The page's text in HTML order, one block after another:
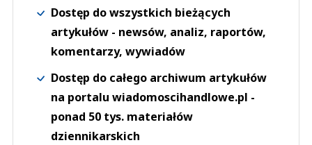
Dostęp do wszystkich bieżących
artykułów - newsów, analiz, raportów,
komentarzy, wywiadów
Dostęp do całego archiwum artykułów
na portalu wiadomoscihandlowe.pl -
ponad 50 tys. materiałów
dziennikarskich